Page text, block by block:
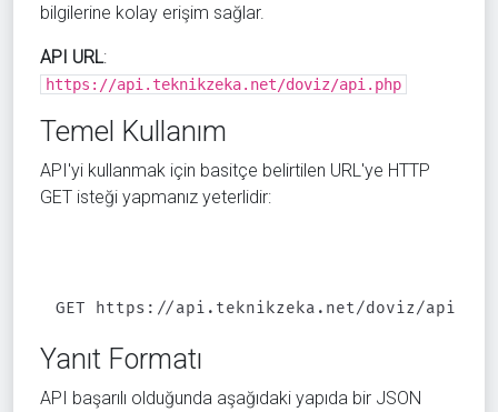
bilgilerine kolay erişim sağlar.
API URL:
https://api.teknikzeka.net/doviz/api.php
Temel Kullanım
API'yi kullanmak için basitçe belirtilen URL'ye HTTP
GET isteği yapmanız yeterlidir:
GET https://api.teknikzeka.net/doviz/api.php
Yanıt Formatı
API başarılı olduğunda aşağıdaki yapıda bir JSON